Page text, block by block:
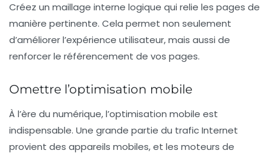
Créez un maillage interne logique qui relie les pages de
manière pertinente. Cela permet non seulement
d’améliorer l’expérience utilisateur, mais aussi de
renforcer le référencement de vos pages.
Omettre l’optimisation mobile
À l’ère du numérique, l’optimisation mobile est
indispensable. Une grande partie du trafic Internet
provient des appareils mobiles, et les moteurs de